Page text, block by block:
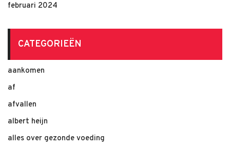
februari 2024
CATEGORIEËN
aankomen
af
afvallen
albert heijn
alles over gezonde voeding